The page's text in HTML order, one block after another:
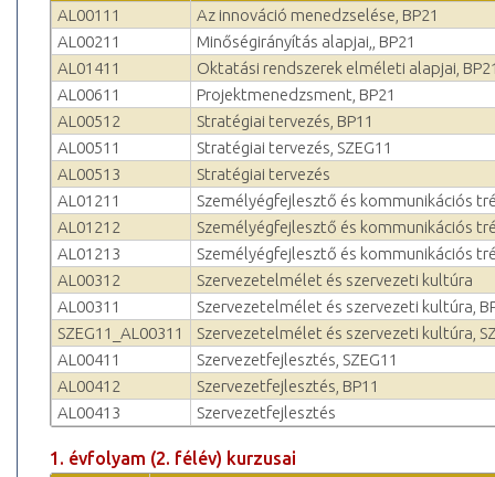
AL00111
Az innováció menedzselése, BP21
AL00211
Minőségirányítás alapjai,, BP21
AL01411
Oktatási rendszerek elméleti alapjai,
AL00611
Projektmenedzsment, BP21
AL00512
Stratégiai tervezés, BP11
AL00511
Stratégiai tervezés, SZEG11
AL00513
Stratégiai tervezés
AL01211
Személyégfejlesztő és kommunikációs
AL01212
Személyégfejlesztő és kommunikációs
AL01213
Személyégfejlesztő és kommunikációs
AL00312
Szervezetelmélet és szerveze­ti kultúra
AL00311
Szervezetelmélet és szerveze­ti kultúra,
SZEG11_AL00311
Szervezetelmélet és szerveze­ti kultúra,
AL00411
Szervezetfejlesztés, SZEG11
AL00412
Szervezetfejlesztés, BP11
AL00413
Szervezetfejlesztés
1. évfolyam (2. félév) kurzusai